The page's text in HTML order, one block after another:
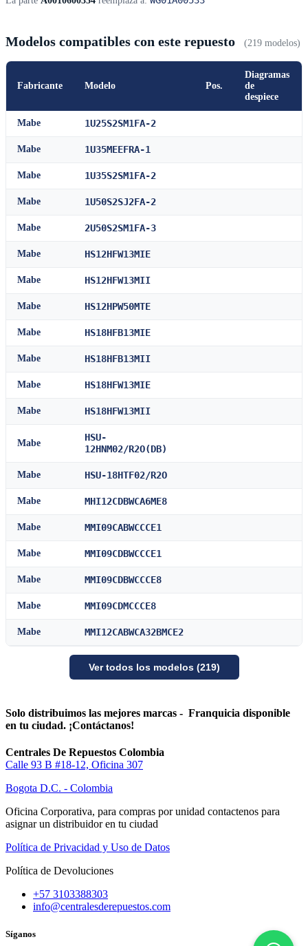
Modelos compatibles con este repuesto (219 modelos)
Fabricante Modelo Pos.
Diagramas
de
despiece
Mabe 1U25S2SM1FA-2
Mabe 1U35MEEFRA-1
Mabe 1U35S2SM1FA-2
Mabe 1U50S2SJ2FA-2
Mabe 2U50S2SM1FA-3
Mabe HS12HFW13MIE
Mabe HS12HFW13MII
Mabe HS12HPW50MTE
Mabe HS18HFB13MIE
Mabe HS18HFB13MII
Mabe HS18HFW13MIE
Mabe HS18HFW13MII
Mabe
HSU-
12HNM02/R2O(DB)
Mabe HSU-18HTF02/R2O
Mabe MHI12CDBWCA6ME8
Mabe MMI09CABWCCCE1
Mabe MMI09CDBWCCCE1
Mabe MMI09CDBWCCCE8
Mabe MMI09CDMCCCE8
Mabe MMI12CABWCA32BMCE2
Ver todos los modelos (219)
Solo distribuimos las mejores marcas - Franquicia disponible
en tu ciudad. ¡Contáctanos!
Centrales De Repuestos Colombia
Calle 93 B #18-12, Oficina 307
Bogota D.C. - Colombia
Oficina Corporativa, para compras por unidad contactenos para
asignar un distribuidor en tu ciudad
Política de Privacidad y Uso de Datos
Política de Devoluciones
+57 3103388303
info@centralesderepuestos.com
Síganos